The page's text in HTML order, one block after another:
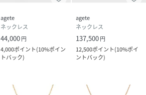
agete
ネックレス
44,000円
4,000ポイント(10%ポイン
トバック)
agete
ネックレス
137,500円
12,500ポイント(10%ポイ
ントバック)